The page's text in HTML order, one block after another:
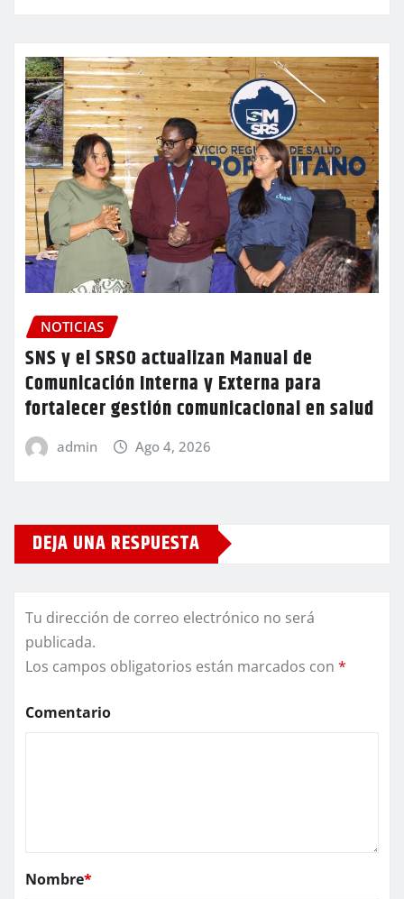
NOTICIAS
SNS y el SRSO actualizan Manual de
Comunicación Interna y Externa para
fortalecer gestión comunicacional en salud
admin Ago 4, 2026
DEJA UNA RESPUESTA
Tu dirección de correo electrónico no será
publicada.
Los campos obligatorios están marcados con *
Comentario
Nombre*